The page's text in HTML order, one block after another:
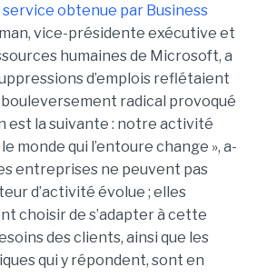
obtenue par Business
vice-présidente exécutive et
humaines de Microsoft, a
d’emplois reflétaient
radical provoqué
est la suivante : notre activité
monde qui l’entoure change », a-
entreprises ne peuvent pas
d’activité évolue ; elles
choisir de s’adapter à cette
des clients, ainsi que les
qui y répondent, sont en